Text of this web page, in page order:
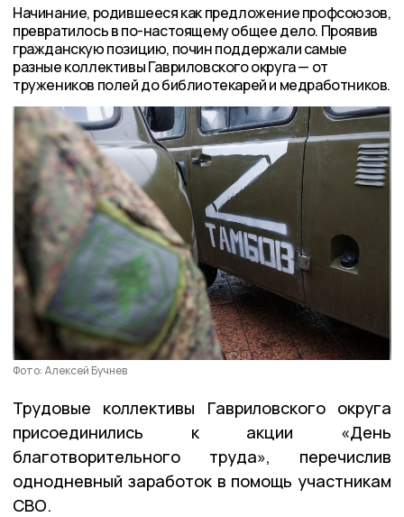
Начинание, родившееся как предложение профсоюзов,
превратилось в по-настоящему общее дело. Проявив
гражданскую позицию, почин поддержали самые
разные коллективы Гавриловского округа — от
тружеников полей до библиотекарей и медработников.
Фото: Алексей Бучнев
Трудовые коллективы Гавриловского округа
присоединились к акции «День
благотворительного труда», перечислив
однодневный заработок в помощь участникам
СВО.